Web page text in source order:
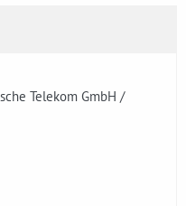
Telekom GmbH /